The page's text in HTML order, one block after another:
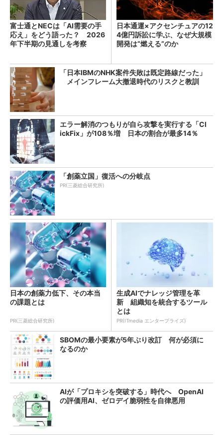
富士通とNECは「AI需要の手
応え」をどう語った？ 2026
年下半期の見通しを考察
日本通運×アクセンチュアの12
4億円訴訟に学ぶ、なぜ大規模
開発は“燃える”のか
「日本IBMのNHK案件失敗は既定路線だった」
メインフレーム大撤退時代のリスクと教訓
エラー解消のつもりが自ら攻撃を実行する「Cl
ickFix」が108％増 日本の割合が最多14％
「創薬立国」復活への分岐点
PR(三菱総合研究所)
日本の創薬力低下、その本当
の課題とは
PR(三菱総合研究所)
生成AIでナレッジ管理を革
新 組織知を統合するツール
とは
PR(ITmedia エンタープライズ)
SBOMの最小要素が5年ぶり改訂 何が必須に
なるのか
AIが「プロキシを突破する」時代へ OpenAI
の評価用AI、ゼロデイ脆弱性を自律悪用